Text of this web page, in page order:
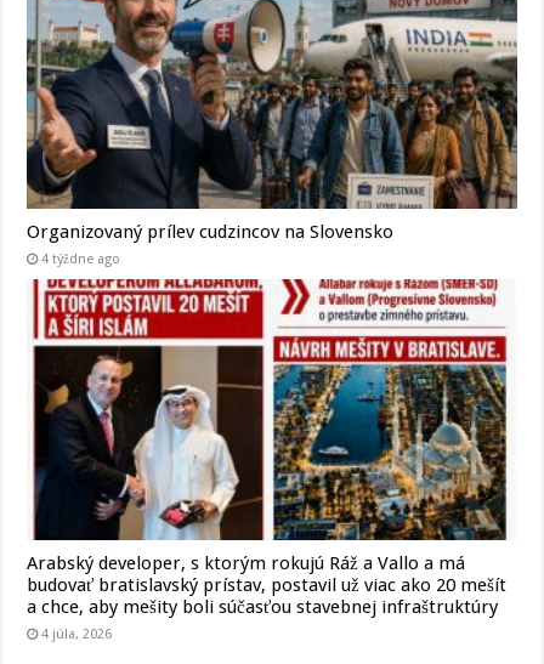
Organizovaný prílev cudzincov na Slovensko
4 týždne ago
Arabský developer, s ktorým rokujú Ráž a Vallo a má
budovať bratislavský prístav, postavil už viac ako 20 mešít
a chce, aby mešity boli súčasťou stavebnej infraštruktúry
4 júla, 2026